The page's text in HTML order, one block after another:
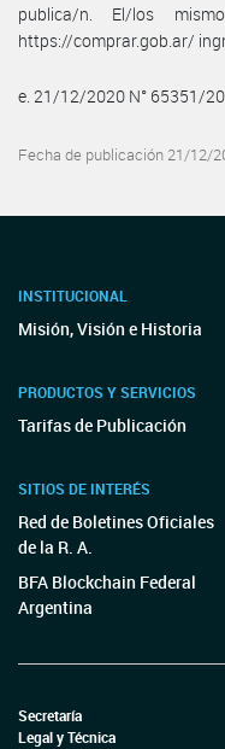
publica/n. El/los
https://comprar.gob.ar/
e. 21/12/2020 N° 65351/
Fecha de publicación 21/12/
INSTITUCIONAL
Misión, Visión e Historia
PRODUCTOS Y SERVICIOS
Tarifas de Publicación
SITIOS DE INTERÉS
Red de Boletines Oficiales
de la R. A.
BFA Blockchain Federal
Argentina
Secretaría
Legal y Técnica